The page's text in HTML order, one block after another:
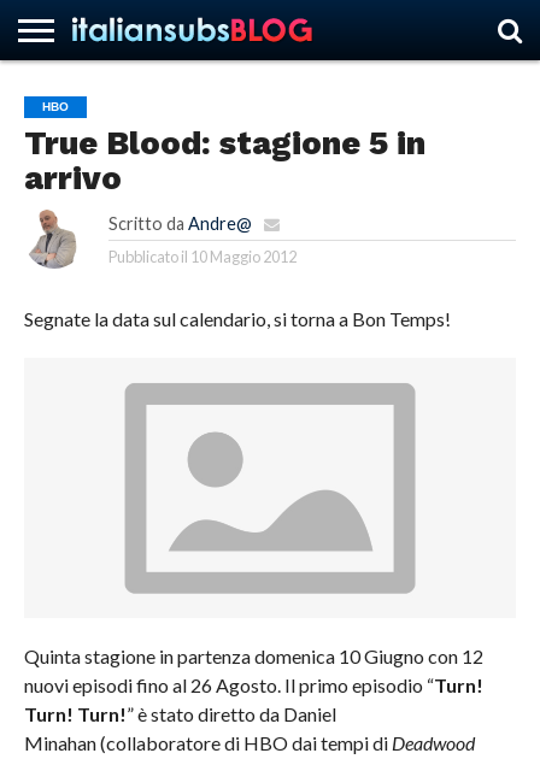
HOME
NEWS
ASCOLTI
RECENSIONI
INTERVISTE
CURIOSITÀ
CHI
SIAMO
CONTATTACI
FORUM
ITALIANSUBS
HBO
True Blood: stagione 5 in
arrivo
Scritto da Andre@
Pubblicato il 10 Maggio 2012
Segnate la data sul calendario, si torna a Bon Temps!
Quinta stagione in partenza domenica 10 Giugno con 12
nuovi episodi fino al 26 Agosto. Il primo episodio “Turn!
Turn! Turn!” è stato diretto da Daniel
Minahan (collaboratore di HBO dai tempi di Deadwood